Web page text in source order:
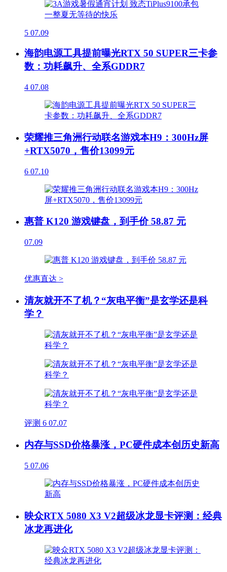
5 07.09
海韵电源工具提前曝光RTX 50 SUPER三卡参
数：功耗飙升、全系GDDR7
4 07.08
荣耀推三角洲行动联名游戏本H9：300Hz屏
+RTX5070，售价13099元
6 07.10
惠普 K120 游戏键盘，到手价 58.87 元
07.09
优惠直达 >
清灰就开不了机？“灰电平衡”是玄学还是科
学？
评测 6 07.07
内存与SSD价格暴涨，PC硬件成本创历史新高
5 07.06
映众RTX 5080 X3 V2超级冰龙显卡评测：经典
冰龙再进化